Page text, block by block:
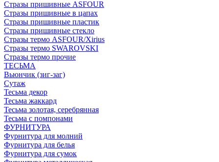
Стразы пришивные ASFOUR
Стразы пришивные в цапах
Стразы пришивные пластик
Стразы пришивные стекло
Стразы термо ASFOUR/Xirius
Стразы термо SWAROVSKI
Стразы термо прочие
ТЕСЬМА
Вьюнчик (зиг-заг)
Сутаж
Тесьма декор
Тесьма жаккард
Тесьма золотая, серебрянная
Тесьма с помпонами
ФУРНИТУРА
Фурнитура для молний
Фурнитура для белья
Фурнитура для сумок